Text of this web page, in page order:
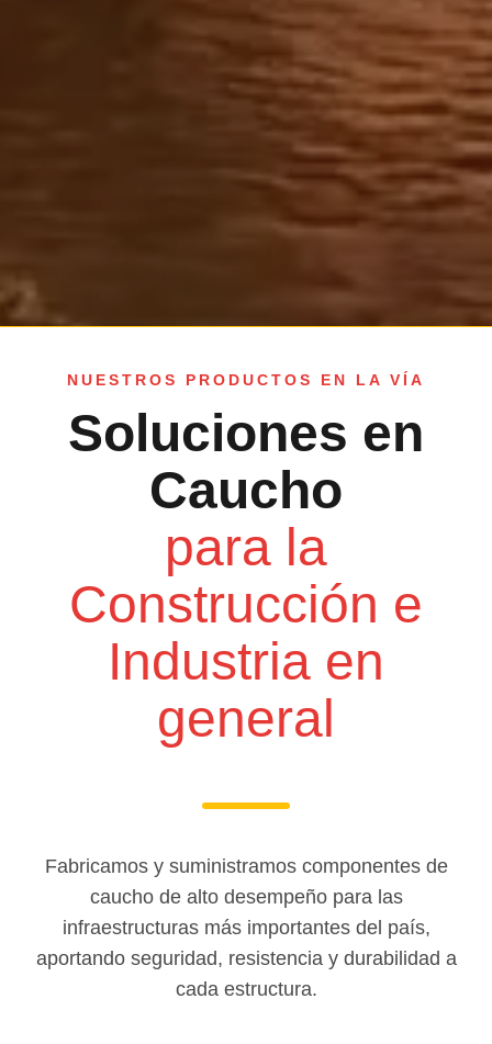
NUESTROS PRODUCTOS EN LA VÍA
Soluciones en
Caucho
para la
Construcción e
Industria en
general
Fabricamos y suministramos componentes de
caucho de alto desempeño para las
infraestructuras más importantes del país,
aportando seguridad, resistencia y durabilidad a
cada estructura.